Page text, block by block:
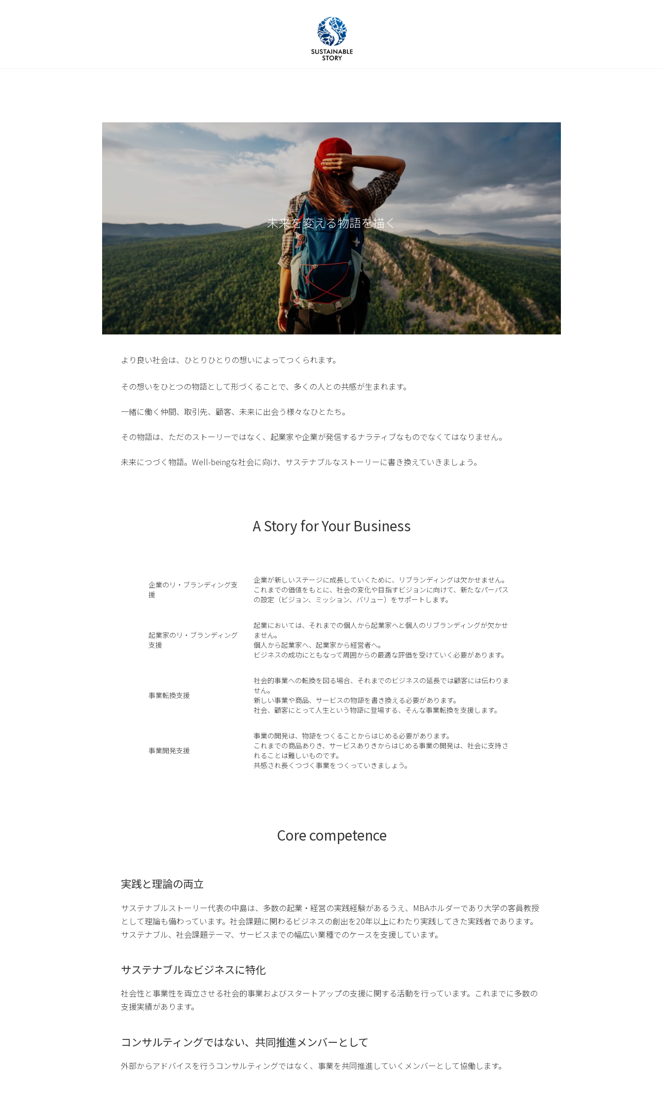
未来を変える物語を描く
より良い社会は、ひとりひとりの想いによってつくられます。
その想いをひとつの物語として形づくることで、多くの人との共感が生まれます。
一緒に働く仲間、取引先、顧客、未来に出会う様々なひとたち。
その物語は、ただのストーリーではなく、起業家や企業が発信するナラティブなものでなくてはなりません。
未来につづく物語。Well-beingな社会に向け、サステナブルなストーリーに書き換えていきましょう。
A Story for Your Business
企業のリ・ブランディング支
援
企業が新しいステージに成長していくために、リブランディングは欠かせません。
これまでの価値をもとに、社会の変化や目指すビジョンに向けて、新たなパーパス
の設定（ビジョン、ミッション、バリュー）をサポートします。
起業家のリ・ブランディング
支援
起業においては、それまでの個人から起業家へと個人のリブランディングが欠かせ
ません。
個人から起業家へ、起業家から経営者へ。
ビジネスの成功にともなって周囲からの最適な評価を受けていく必要があります。
事業転換支援
社会的事業への転換を図る場合、それまでのビジネスの延長では顧客には伝わりま
せん。
新しい事業や商品、サービスの物語を書き換える必要があります。
社会、顧客にとって人生という物語に登場する、そんな事業転換を支援します。
事業開発支援
事業の開発は、物語をつくることからはじめる必要があります。
これまでの商品ありき、サービスありきからはじめる事業の開発は、社会に支持さ
れることは難しいものです。
共感され長くつづく事業をつくっていきましょう。
Core competence
実践と理論の両立
サステナブルストーリー代表の中島は、多数の起業・経営の実践経験があるうえ、MBAホルダーであり大学の客員教授
として理論も備わっています。社会課題に関わるビジネスの創出を20年以上にわたり実践してきた実践者であります。
サステナブル、社会課題テーマ、サービスまでの幅広い業種でのケースを支援しています。
サステナブルなビジネスに特化
社会性と事業性を両立させる社会的事業およびスタートアップの支援に関する活動を行っています。これまでに多数の
支援実績があります。
コンサルティングではない、共同推進メンバーとして
外部からアドバイスを行うコンサルティングではなく、事業を共同推進していくメンバーとして協働します。